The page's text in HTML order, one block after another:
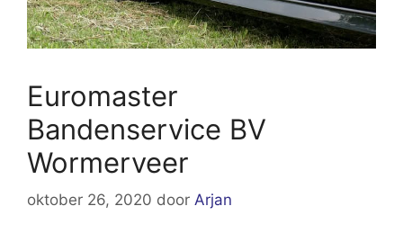
Euromaster
Bandenservice BV
Wormerveer
oktober 26, 2020 door Arjan